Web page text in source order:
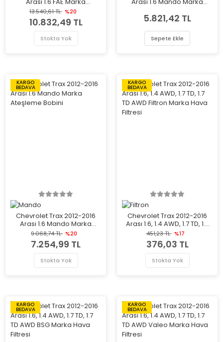
Ateşleme Bobini
13.540,61 TL %20
10.832,49 TL
Stokta Yok
5.821,42 TL
Sepete Ekle
KARGO
BEDAVA
Chevrolet Trax 2012-2016
Arası 1.6 Mando Marka
Ateşleme Bobini
9.068,74 TL %20
7.254,99 TL
Stokta Yok
KARGO
BEDAVA
Chevrolet Trax 2012-2016
Arası 1.6, 1.4 AWD, 1.7 TD, 1.7
TD AWD Filtron Marka Hava
Filtresi
451,23 TL %17
376,03 TL
Stokta Yok
KARGO
BEDAVA
KARGO
BEDAVA